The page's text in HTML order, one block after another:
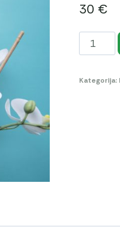
30 €
produkto
kiekis:
kuponas
Kategorija: